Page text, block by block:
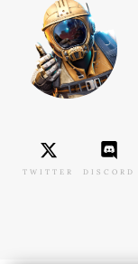
TWITTER DISCORD